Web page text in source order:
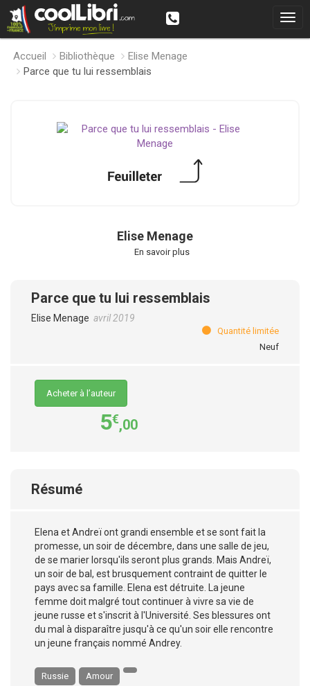
Accueil Bibliothèque
Elise Menage
Parce que tu lui ressemblais
Elise Menage
En savoir plus
Parce que tu lui ressemblais
Elise Menage avril 2019
Quantité limitée
Neuf
Acheter à l’auteur
5€,00
Résumé
Elena et Andreï ont grandi ensemble et se sont fait la
promesse, un soir de décembre, dans une salle de jeu,
de se marier lorsqu'ils seront plus grands. Mais Andreï,
un soir de bal, est brusquement contraint de quitter le
pays avec sa famille. Elena est détruite. La jeune
femme doit malgré tout continuer à vivre sa vie de
jeune russe et s'inscrit à l'Université. Ses blessures ont
du mal à disparaître jusqu'à ce qu'un soir elle rencontre
un jeune français nommé Andrey.
Russie Amour